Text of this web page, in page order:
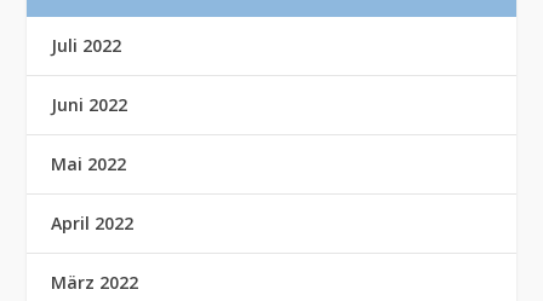
Juli 2022
Juni 2022
Mai 2022
April 2022
März 2022